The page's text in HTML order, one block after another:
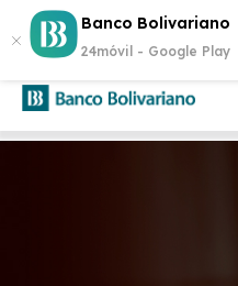
Banco Bolivariano
24móvil - Google Play
¿Buscas invertir con